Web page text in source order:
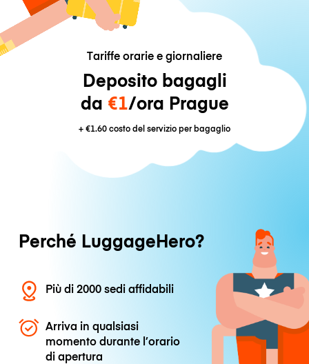
Tariffe orarie e giornaliere
Deposito bagagli
da €1/ora Prague
+€1.60costo del servizio per bagaglio
Perché LuggageHero?
Più di 2000 sedi affidabili
Arriva in qualsiasi
momento durante l’orario
di apertura